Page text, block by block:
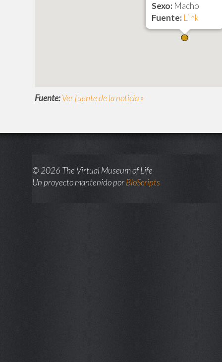
Sexo: Macho
Fuente: Link
Fuente:Ver fuente de la noticia »
© 2026 The Virtual Museum of Life
Un proyecto mantenido porBioScripts